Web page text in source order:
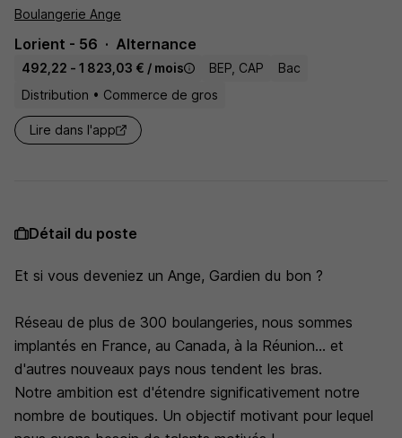
Boulangerie Ange
Lorient - 56 Alternance
492,22 - 1 823,03 € / mois BEP, CAP
Bac
Distribution • Commerce de gros
Lire dans l'app
Détail du poste
Et si vous deveniez un Ange, Gardien du bon ?
Réseau de plus de 300 boulangeries, nous sommes
implantés en France, au Canada, à la Réunion... et
d'autres nouveaux pays nous tendent les bras.
Notre ambition est d'étendre significativement notre
nombre de boutiques. Un objectif motivant pour lequel